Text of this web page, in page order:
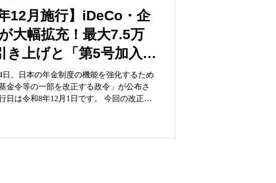
意点を多角的に解読します。 １．制度
立国」の真の狙い ――「貯蓄から投
政府が推進する「資産運用
これまでNISAの抜本的拡充や未成年への
れてきました。しかし、今回の提言の核
ける柔軟性の確保です。 1. 2026年12
ワーアップ」がもたらすインパクト
12月施行】iDeCo・企
大幅拡充！最大7.5万
き上げと「第5号加入
の全貌
日、日本の年金制度の機能を強化するため
金令等の一部を改正する政令」が公布さ
令和8年12月1日です。 今回の改正